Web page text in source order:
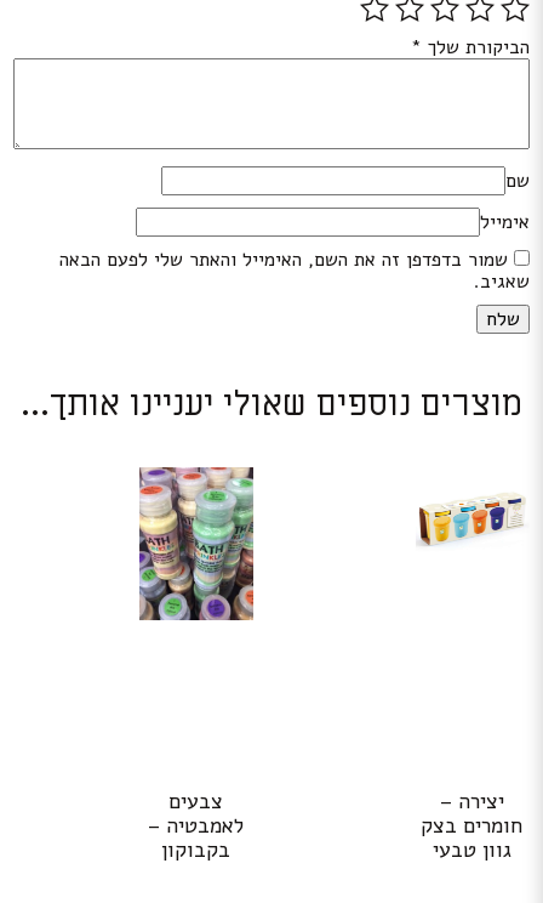
הביקורת שלך *
שם
אימייל
שמור בדפדפן זה את השם, האימייל והאתר שלי לפעם הבאה
שאגיב.
מוצרים נוספים שאולי יעניינו אותך...
יצירה –
חומרים בצק
גוון טבעי
צבעים
לאמבטיה –
בקבוקון